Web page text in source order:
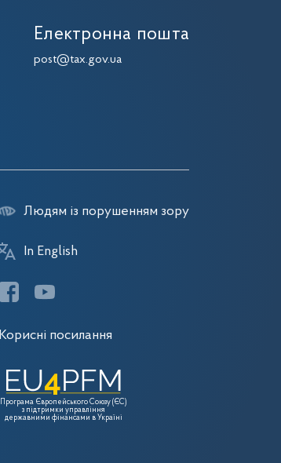
Електронна пошта
post@tax.gov.ua
Людям із порушенням зору
In English
Корисні посилання
Програма Європейського Союзу (ЄС)
з підтримки управління
державними фінансами в Україні